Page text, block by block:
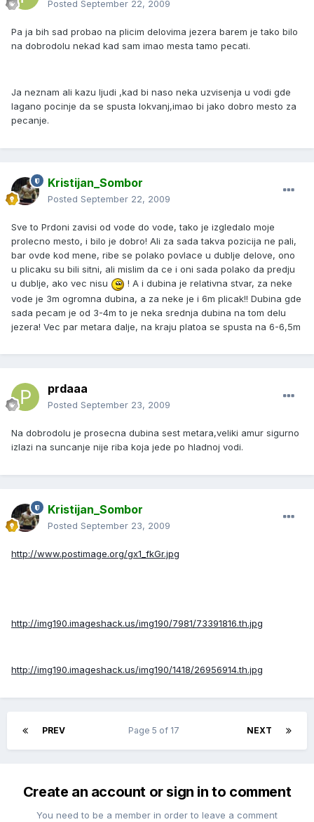
Posted September 22, 2009
Pa ja bih sad probao na plicim delovima jezera barem je tako bilo
na dobrodolu nekad kad sam imao mesta tamo pecati.
Ja neznam ali kazu ljudi ,kad bi naso neka uzvisenja u vodi gde
lagano pocinje da se spusta lokvanj,imao bi jako dobro mesto za
pecanje.
Kristijan_Sombor
Posted September 22, 2009
Sve to Prdoni zavisi od vode do vode, tako je izgledalo moje
prolecno mesto, i bilo je dobro! Ali za sada takva pozicija ne pali,
bar ovde kod mene, ribe se polako povlace u dublje delove, ono
u plicaku su bili sitni, ali mislim da ce i oni sada polako da predju
u dublje, ako vec nisu
! A i dubina je relativna stvar, za neke
vode je 3m ogromna dubina, a za neke je i 6m plicak!! Dubina gde
sada pecam je od 3-4m to je neka srednja dubina na tom delu
jezera! Vec par metara dalje, na kraju platoa se spusta na 6-6,5m
prdaaa
Posted September 23, 2009
Na dobrodolu je prosecna dubina sest metara,veliki amur sigurno
izlazi na suncanje nije riba koja jede po hladnoj vodi.
Kristijan_Sombor
Posted September 23, 2009
http://www.postimage.org/gx1_fkGr.jpg
http://img190.imageshack.us/img190/7981/73391816.th.jpg
http://img190.imageshack.us/img190/1418/26956914.th.jpg
PREV NEXT
Page 5 of 17
Create an account or sign in to comment
You need to be a member in order to leave a comment